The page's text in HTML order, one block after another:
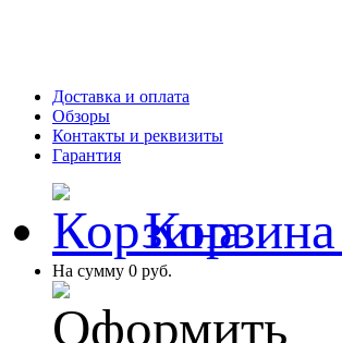
Доставка и оплата
Обзоры
Контакты и реквизиты
Гарантия
Корзина
На сумму 0 руб.